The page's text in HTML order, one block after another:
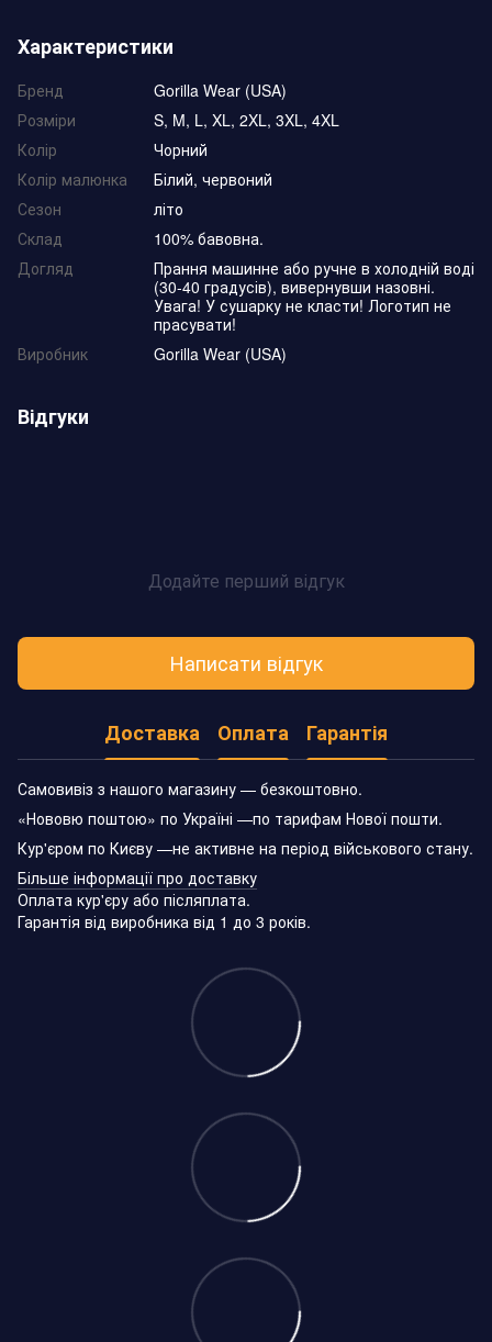
Характеристики
Бренд
Gorilla Wear (USA)
Розміри
S, M, L, XL, 2XL, 3XL, 4XL
Колір
Чорний
Колір малюнка
Білий, червоний
Сезон
літо
Склад
100% бавовна.
Догляд
Прання машинне або ручне в холодній воді
(30-40 градусів), вивернувши назовні.
Увага! У сушарку не класти! Логотип не
прасувати!
Виробник
Gorilla Wear (USA)
Відгуки
Додайте перший відгук
Написати відгук
Доставка Оплата Гарантія
Самовивіз з нашого магазину — безкоштовно.
«Нововю поштою» по Україні —по тарифам Нової пошти.
Кур'єром по Києву —не активне на період військового стану.
Більше інформації про доставку
Оплата кур'єру або післяплата.
Гарантія від виробника від 1 до 3 років.